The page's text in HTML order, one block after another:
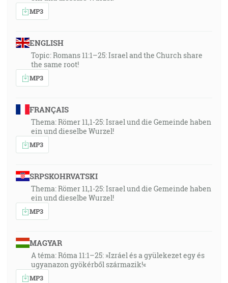
MP3
ENGLISH
Topic: Romans 11:1–25: Israel and the Church share
the same root!
MP3
FRANÇAIS
Thema: Römer 11,1-25: Israel und die Gemeinde haben
ein und dieselbe Wurzel!
MP3
SRPSKOHRVATSKI
Thema: Römer 11,1-25: Israel und die Gemeinde haben
ein und dieselbe Wurzel!
MP3
MAGYAR
A téma: Róma 11:1–25: »Izráel és a gyülekezet egy és
ugyanazon gyökérből származik!«
MP3